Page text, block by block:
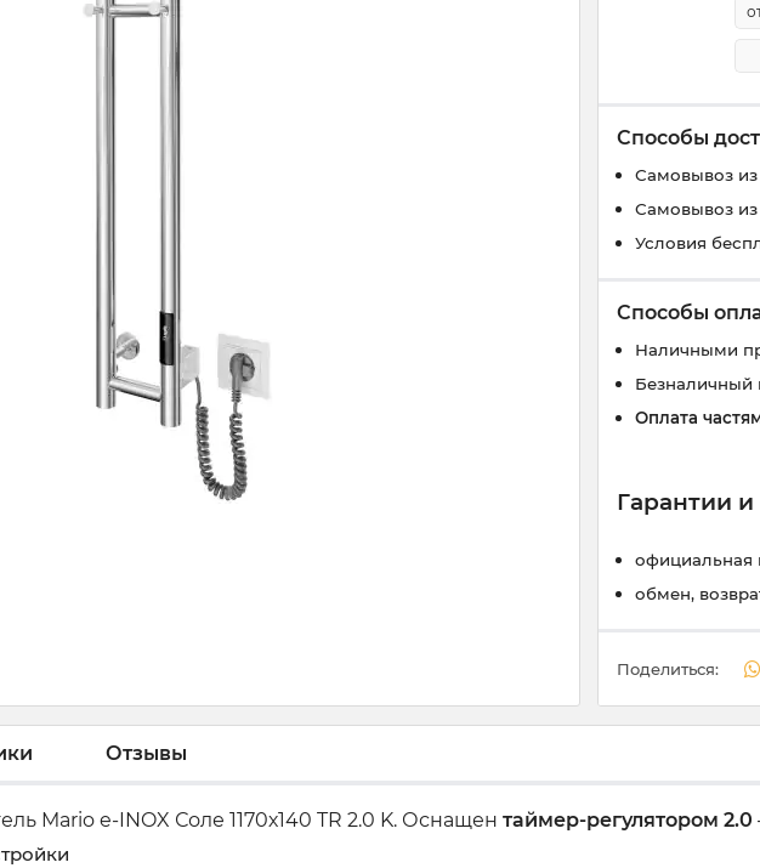
Способы
Самовывоз
Самовывоз из
Условия
Способы
Наличными
Безналичный
Оплата
Гарантии и
официальная
обмен,
Поделиться:
Отзывы
Mario e-INOX Соле 1170х140 TR 2.0 K. Оснащен таймер-регулятором 2.0